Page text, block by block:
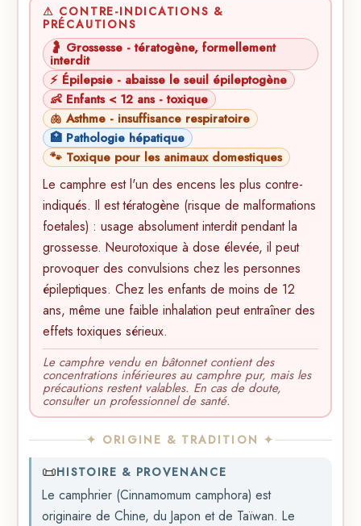
⚠ CONTRE-INDICATIONS &
PRÉCAUTIONS
🤰 Grossesse - tératogène, formellement
interdit
⚡ Épilepsie - abaisse le seuil épileptogène
👶 Enfants < 12 ans - toxique
🫁 Asthme - insuffisance respiratoire
🏥 Pathologie hépatique
🐾 Toxique pour les animaux domestiques
Le camphre est l'un des encens les plus contre-
indiqués. Il est tératogène (risque de malformations
foetales) : usage absolument interdit pendant la
grossesse. Neurotoxique à dose élevée, il peut
provoquer des convulsions chez les personnes
épileptiques. Chez les enfants de moins de 12
ans, même une faible inhalation peut entraîner des
effets toxiques sérieux.
Le camphre vendu en bâtonnet contient des
concentrations inférieures au camphre pur, mais les
précautions restent valables. En cas de doute,
consulter un professionnel de santé.
✦ ORIGINE & TRADITION ✦
📜HISTOIRE & PROVENANCE
Le camphrier (Cinnamomum camphora) est
originaire de Chine, du Japon et de Taïwan. Le